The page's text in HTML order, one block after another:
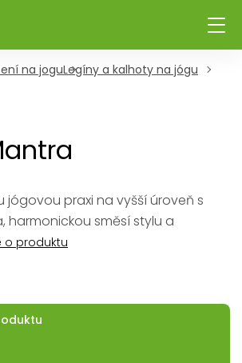
na joguLegíny a kalhoty na jógu
jógovou praxi na vyšší úroveň s
harmonickou směsí stylu a
o produktu